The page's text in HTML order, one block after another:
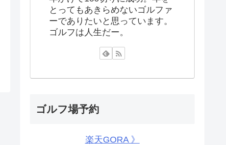
とってもあきらめないゴルファ
ーでありたいと思っています。
ゴルフは人生だー。
ゴルフ場予約
楽天GORA 》